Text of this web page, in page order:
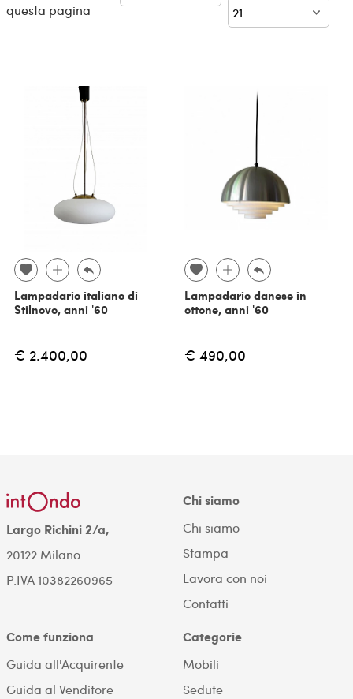
questa pagina
Lampadario italiano di
Stilnovo, anni '60
€ 2.400,00
Lampadario danese in
ottone, anni '60
€ 490,00
Largo Richini 2/a,
20122 Milano.
P.IVA 10382260965
Chi siamo
Chi siamo
Stampa
Lavora con noi
Contatti
Come funziona
Guida all'Acquirente
Guida al Venditore
Categorie
Mobili
Sedute